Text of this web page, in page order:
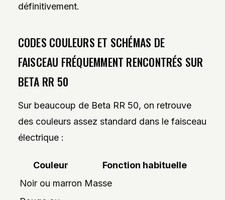
définitivement.
CODES COULEURS ET SCHÉMAS DE
FAISCEAU FRÉQUEMMENT RENCONTRÉS SUR
BETA RR 50
Sur beaucoup de Beta RR 50, on retrouve
des couleurs assez standard dans le faisceau
électrique :
Couleur
Fonction habituelle
Noir ou marron Masse